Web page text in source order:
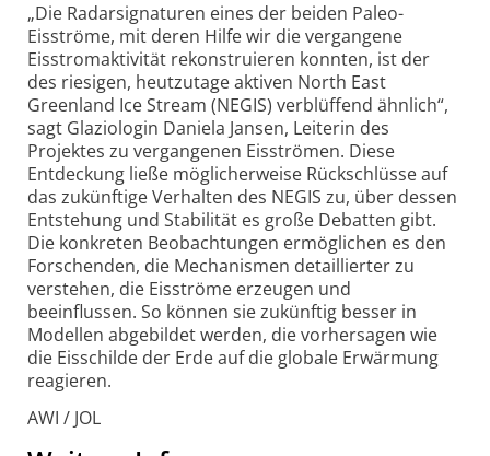
„Die Radarsignaturen eines der beiden Paleo-
Eisströme, mit deren Hilfe wir die vergangene
Eisstrom­aktivität rekonstruieren konnten, ist der
des riesigen, heutzutage aktiven North East
Greenland Ice Stream (NEGIS) verblüffend ähnlich“,
sagt Glazio­login Daniela Jansen, Leiterin des
Projektes zu vergangenen Eisströmen. Diese
Entdeckung ließe möglicher­weise Rückschlüsse auf
das zukünftige Verhalten des NEGIS zu, über dessen
Entstehung und Stabilität es große Debatten gibt.
Die konkreten Beobach­tungen ermöglichen es den
Forschenden, die Mechanismen detaillierter zu
verstehen, die Eisströme erzeugen und
beeinflussen. So können sie zukünftig besser in
Modellen abgebildet werden, die vorhersagen wie
die Eisschilde der Erde auf die globale Erwärmung
reagieren.
AWI / JOL